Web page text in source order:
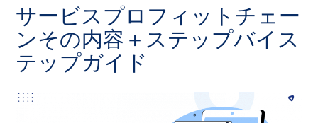
content
sidebar
サービスプロフィットチェー
ンその内容＋ステップバイス
テップガイド